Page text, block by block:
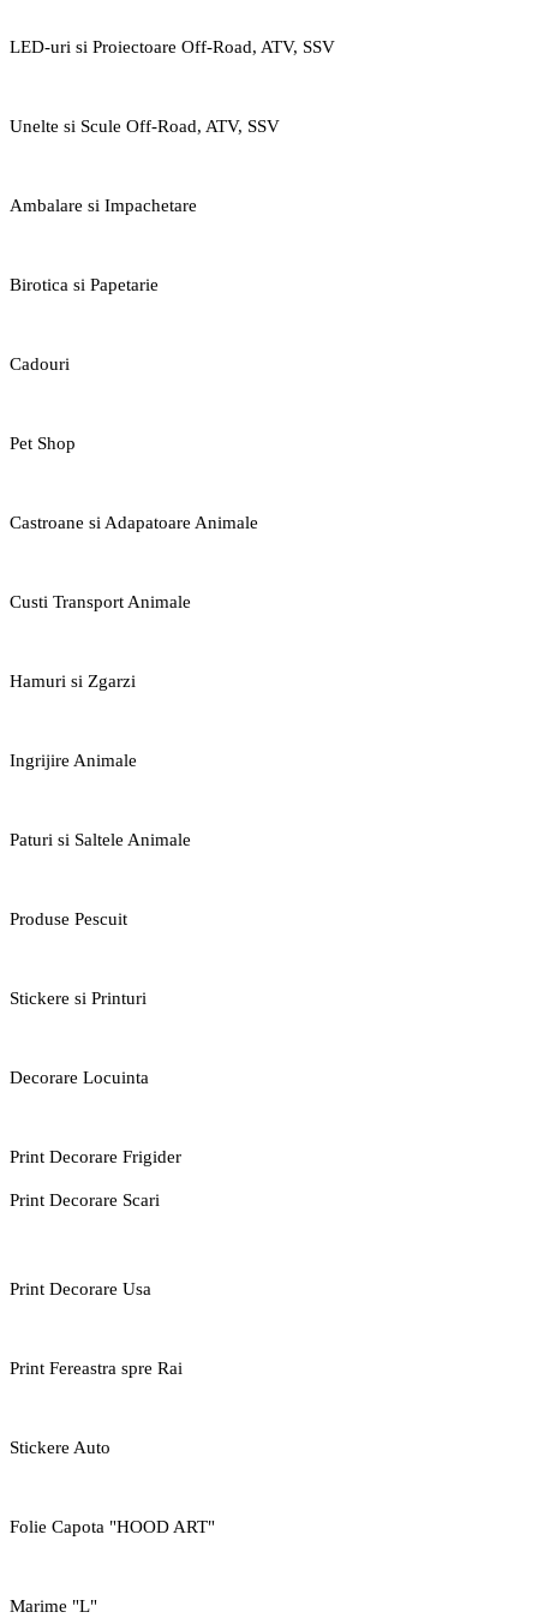
LED-uri si Proiectoare Off-Road, ATV, SSV
Unelte si Scule Off-Road, ATV, SSV
Ambalare si Impachetare
Birotica si Papetarie
Cadouri
Pet Shop
Castroane si Adapatoare Animale
Custi Transport Animale
Hamuri si Zgarzi
Ingrijire Animale
Paturi si Saltele Animale
Produse Pescuit
Stickere si Printuri
Decorare Locuinta
Print Decorare Frigider
Print Decorare Scari
Print Decorare Usa
Print Fereastra spre Rai
Stickere Auto
Folie Capota "HOOD ART"
Marime "L"